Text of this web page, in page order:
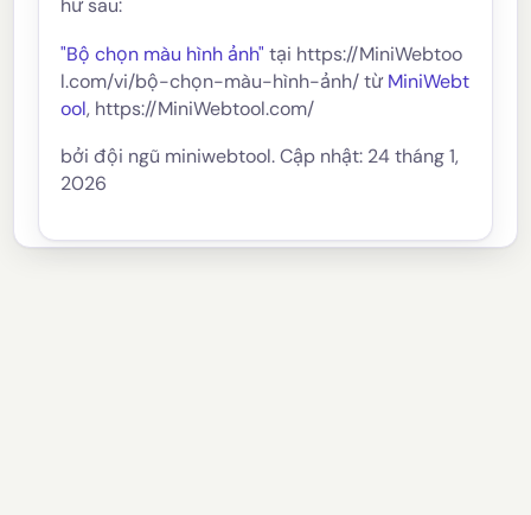
hư sau:
"Bộ chọn màu hình ảnh" tại https://MiniWebtoo
l.com/vi/bộ-chọn-màu-hình-ảnh/ từMiniWebt
ool, https://MiniWebtool.com/
bởi đội ngũ miniwebtool. Cập nhật: 24 tháng 1,
2026